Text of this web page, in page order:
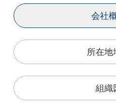
会社
所在地
組織